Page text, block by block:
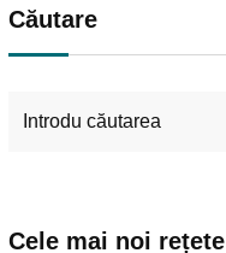
Căutare
Cele mai noi rețete